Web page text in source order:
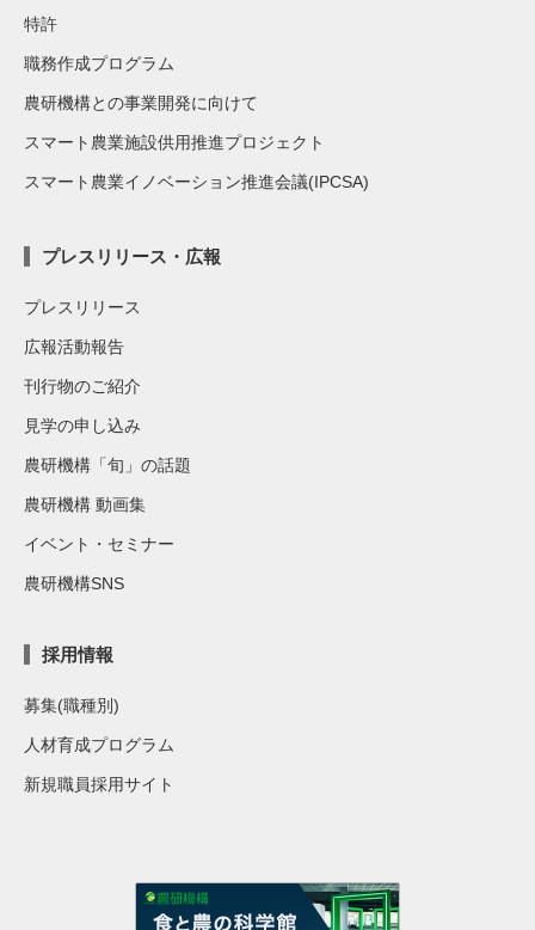
特許
職務作成プログラム
農研機構との事業開発に向けて
スマート農業施設供用推進プロジェクト
スマート農業イノベーション推進会議(IPCSA)
プレスリリース・広報
プレスリリース
広報活動報告
刊行物のご紹介
見学の申し込み
農研機構「旬」の話題
農研機構 動画集
イベント・セミナー
農研機構SNS
採用情報
募集(職種別)
人材育成プログラム
新規職員採用サイト